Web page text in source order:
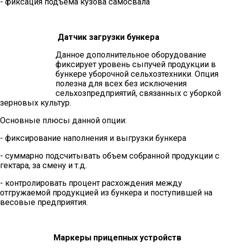
- фиксация подъема кузова самосвала
Датчик загрузки бункера
Данное дополнительное оборудование
фиксирует уровень сыпучей продукции в
бункере уборочной сельхозтехники. Опция
полезна для всех без исключения
сельхозпредприятий, связанных с уборкой
зерновых культур.
Основные плюсы данной опции:
- фиксирование наполнения и выгрузки бункера
- суммарно подсчитывать объем собранной продукции с
гектара, за смену и т.д.
- контролировать процент расхождения между
отгружаемой продукцией из бункера и поступившей на
весовые предприятия.
Маркеры прицепных устройств